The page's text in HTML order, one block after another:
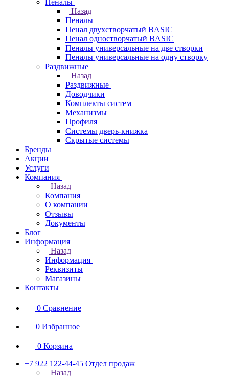
Пеналы
Назад
Пеналы
Пенал двухстворчатый BASIC
Пенал одностворчатый BASIC
Пеналы универсальные на две створки
Пеналы универсальные на одну створку
Раздвижные
Назад
Раздвижные
Доводчики
Комплекты систем
Механизмы
Профиля
Системы дверь-книжка
Скрытые системы
Бренды
Акции
Услуги
Компания
Назад
Компания
О компании
Отзывы
Документы
Блог
Информация
Назад
Информация
Реквизиты
Магазины
Контакты
0 Сравнение
0 Избранное
0 Корзина
+7 922 122-44-45 Отдел продаж
Назад